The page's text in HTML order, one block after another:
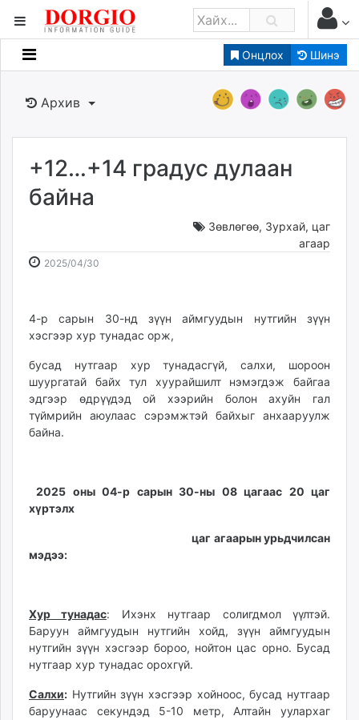
Онцлох Шинэ
Мэдээллийн
Банк санхүү
Бизнес ААН
Төрийн
Gogo.mn
caak.mn
zindaa.mn
Baabar.mn
ikon.mn
mnb.mn
Livetv.mn
Eguur.mn
eagle.mn
ergelt.mn
today.mn
ugluu.mn
urlag.mn
unen.mn
asu.mn
shudarga.mn
shuurhai.mn
Архив
+12…+14 градус дулаан
байна
Зөвлөгөө, Зурхай, цаг
агаар
2025/04/30
09:01:10
14:34:54
4-р сарын 30-нд зүүн аймгуудын нутгийн зүүн
хэсгээр хур тунадас орж,
бусад нутгаар хур тунадасгүй, салхи, шороон
шуургатай байх тул хуурайшилт нэмэгдэж байгаа
эдгээр өдрүүдэд ой хээрийн болон ахуйн гал
түймрийн аюулаас сэрэмжтэй байхыг анхааруулж
байна.
2025 оны 04-р сарын 30-ны 08 цагаас 20 цаг
хүртэлх
цаг агаарын урьдчилсан
мэдээ:
Хур тунадас: Ихэнх нутгаар солигдмол үүлтэй.
Баруун аймгуудын нутгийн хойд, зүүн аймгуудын
нутгийн зүүн хэсгээр бороо, нойтон цас орно. Бусад
нутгаар хур тунадас орохгүй.
Салхи: Нутгийн зүүн хэсгээр хойноос, бусад нутгаар
баруунаас секундэд 5-10 метр, Алтайн уулархаг